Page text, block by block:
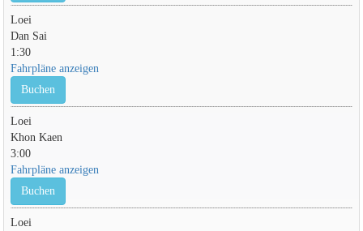
Loei
Dan Sai
1:30
Fahrpläne anzeigen
Buchen
Loei
Khon Kaen
3:00
Fahrpläne anzeigen
Buchen
Loei